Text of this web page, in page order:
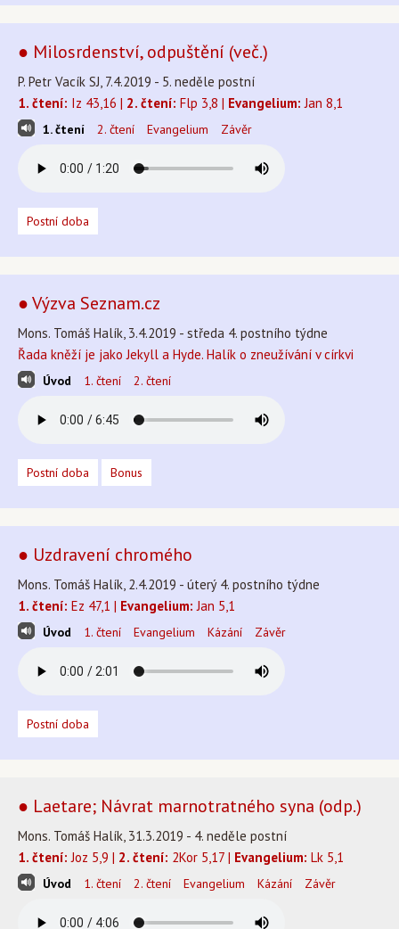
● Milosrdenství, odpuštění (več.)
P. Petr Vacík SJ, 7.4.2019 - 5. neděle postní
1. čtení: Iz 43,16 | 2. čtení: Flp 3,8 | Evangelium: Jan 8,1
1. čtení 2. čtení Evangelium Závěr
Postní doba
● Výzva Seznam.cz
Mons. Tomáš Halík, 3.4.2019 - středa 4. postního týdne
Řada kněží je jako Jekyll a Hyde. Halík o zneužívání v církvi
Úvod 1. čtení 2. čtení
Postní doba Bonus
● Uzdravení chromého
Mons. Tomáš Halík, 2.4.2019 - úterý 4. postního týdne
1. čtení: Ez 47,1 | Evangelium: Jan 5,1
Úvod 1. čtení Evangelium Kázání Závěr
Postní doba
● Laetare; Návrat marnotratného syna (odp.)
Mons. Tomáš Halík, 31.3.2019 - 4. neděle postní
1. čtení: Joz 5,9 | 2. čtení: 2Kor 5,17 | Evangelium: Lk 5,1
Úvod 1. čtení 2. čtení Evangelium Kázání Závěr